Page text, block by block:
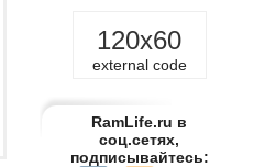
120x60
external code
RamLife.ru в
соц.сетях,
подписывайтесь: